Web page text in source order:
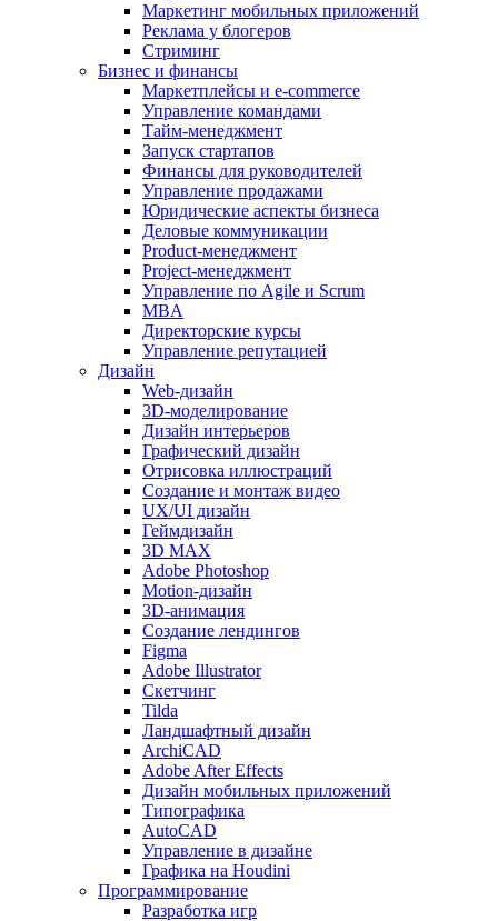
Маркетинг мобильных приложений
Реклама у блогеров
Стриминг
Бизнес и финансы
Маркетплейсы и e-commerce
Управление командами
Тайм-менеджмент
Запуск стартапов
Финансы для руководителей
Управление продажами
Юридические аспекты бизнеса
Деловые коммуникации
Product-менеджмент
Project-менеджмент
Управление по Agile и Scrum
MBA
Директорские курсы
Управление репутацией
Дизайн
Web-дизайн
3D-моделирование
Дизайн интерьеров
Графический дизайн
Отрисовка иллюстраций
Создание и монтаж видео
UX/UI дизайн
Геймдизайн
3D MAX
Adobe Photoshop
Motion-дизайн
3D-анимация
Создание лендингов
Figma
Adobe Illustrator
Скетчинг
Tilda
Ландшафтный дизайн
ArchiCAD
Adobe After Effects
Дизайн мобильных приложений
Типографика
AutoCAD
Управление в дизайне
Графика на Houdini
Программирование
Разработка игр